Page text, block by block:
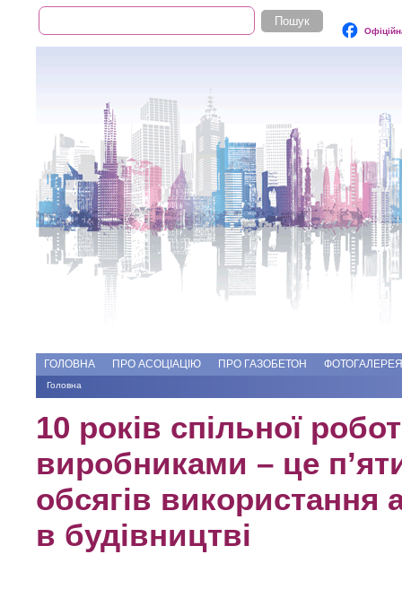
Пошукова форма
Пошук
ГОЛОВНА ПРО АСОЦІАЦІЮ ПРО ГАЗОБЕТОН ФОТОГАЛЕРЕЯ
Ви є тут
Головна
10 років спільної
виробниками – це
обсягів використання
в будівництві